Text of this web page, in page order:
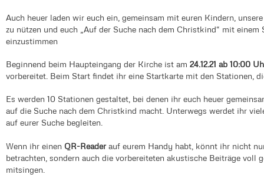
Auch heuer laden wir euch ein, gemeinsam mit euren Kindern,
zu nützen und euch „Auf der Suche nach dem Christkind“ mit einem
einzustimmen
Beginnend beim Haupteingang der Kirche ist am 24.12.21 ab 10:00
vorbereitet. Beim Start findet ihr eine Startkarte mit den Stationen,
Es werden 10 Stationen gestaltet, bei denen ihr euch heuer
auf die Suche nach dem Christkind macht. Unterwegs werdet ihr
auf eurer Suche begleiten.
Wenn ihr einen QR-Reader auf eurem Handy habt, könnt ihr nicht
betrachten, sondern auch die vorbereiteten akustische Beiträge voll
mitsingen.